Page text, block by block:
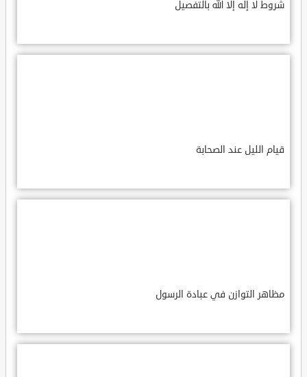
شروط لا إله إلا الله بالتفصيل
قيام الليل عند الصحابة
مظاهر التوازن في عبادة الرسول